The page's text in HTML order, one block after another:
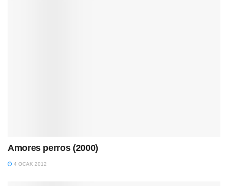
Amores perros (2000)
4 OCAK 2012